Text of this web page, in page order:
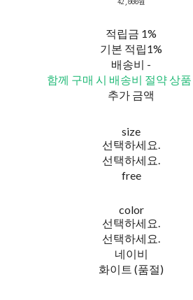
42,000원
적립금 1%
기본 적립1%
배송비 -
함께 구매 시 배송비 절약 상
추가 금액
size
선택하세요.
선택하세요.
free
color
선택하세요.
선택하세요.
네이비
화이트 (품절)